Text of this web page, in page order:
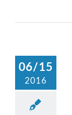
06/15
2016